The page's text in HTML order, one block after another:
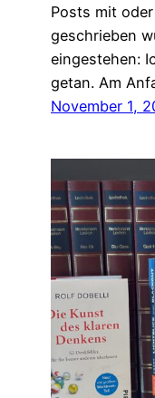
Posts mit
geschrieben
eingestehen:
getan. Am
November 1,